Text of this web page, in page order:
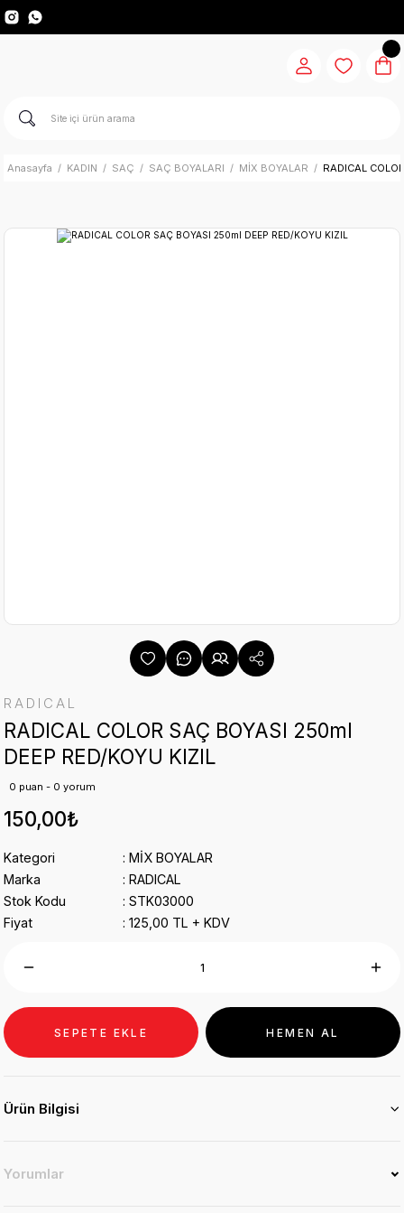
Anasayfa KADIN SAÇ SAÇ BOYALARI MİX BOYALAR RADICAL
RADICAL
RADICAL COLOR SAÇ BOYASI 250ml
DEEP RED/KOYU KIZIL
0 puan - 0 yorum
150,00₺
Kategori
MİX BOYALAR
Marka
RADICAL
Stok Kodu
STK03000
Fiyat
125,00 TL + KDV
SEPETE EKLE HEMEN AL
Ürün Bilgisi
Yorumlar